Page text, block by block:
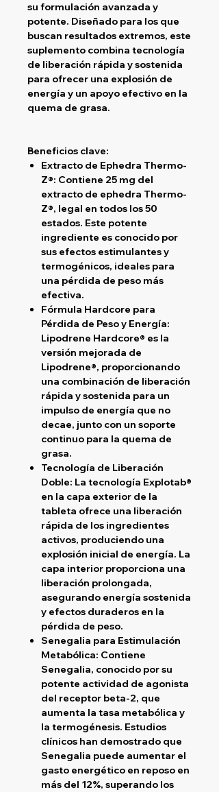
su formulación avanzada y
potente. Diseñado para los que
buscan resultados extremos, este
suplemento combina tecnología
de liberación rápida y sostenida
para ofrecer una explosión de
energía y un apoyo efectivo en la
quema de grasa.
Beneficios clave:
Extracto de Ephedra Thermo-
Z®: Contiene 25 mg del
extracto de ephedra Thermo-
Z®, legal en todos los 50
estados. Este potente
ingrediente es conocido por
sus efectos estimulantes y
termogénicos, ideales para
una pérdida de peso más
efectiva.
Fórmula Hardcore para
Pérdida de Peso y Energía:
Lipodrene Hardcore® es la
versión mejorada de
Lipodrene®, proporcionando
una combinación de liberación
rápida y sostenida para un
impulso de energía que no
decae, junto con un soporte
continuo para la quema de
grasa.
Tecnología de Liberación
Doble: La tecnología Explotab®
en la capa exterior de la
tableta ofrece una liberación
rápida de los ingredientes
activos, produciendo una
explosión inicial de energía. La
capa interior proporciona una
liberación prolongada,
asegurando energía sostenida
y efectos duraderos en la
pérdida de peso.
Senegalia para Estimulación
Metabólica: Contiene
Senegalia, conocido por su
potente actividad de agonista
del receptor beta-2, que
aumenta la tasa metabólica y
la termogénesis. Estudios
clínicos han demostrado que
Senegalia puede aumentar el
gasto energético en reposo en
más del 12%, superando los